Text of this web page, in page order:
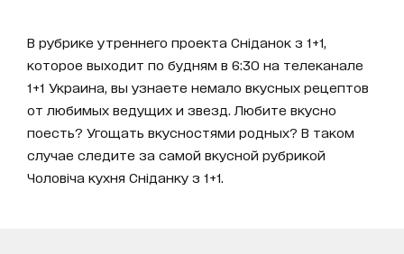
В рубрике утреннего проекта Сніданок з 1+1,
которое выходит по будням в 6:30 на телеканале
1+1 Украина, вы узнаете немало вкусных рецептов
от любимых ведущих и звезд. Любите вкусно
поесть? Угощать вкусностями родных? В таком
случае следите за самой вкусной рубрикой
Чоловіча кухня Сніданку з 1+1.